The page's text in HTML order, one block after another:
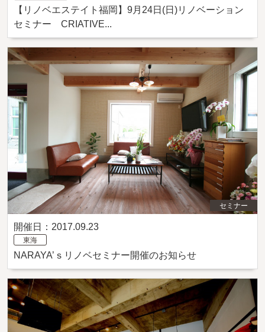
【リノベエステイト福岡】9月24日(日)リノベーション
セミナー CRIATIVE...
セミナー
開催日：2017.09.23
東海
NARAYA’ｓリノベセミナー開催のお知らせ